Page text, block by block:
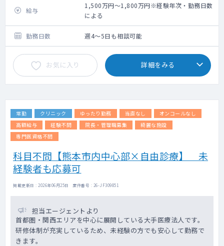
の高齢者施設
主な疾患：高齢者の慢性疾患・軽度急性期疾
患（熱発・感冒等）
病棟管理：主治医制として30～40名程度の患
者受持ち
給与
1,500万円～1,800万円※経験年次・勤務日数
による
勤務日数 週4～5日も相談可能
お気に入り 詳細をみる
常勤 クリニック ゆったり勤務 当直なし
オンコールなし
高額給与
経験不問 院長・管理職募集
綺麗な施設
専門医資格不問
科目不問【熊本市内中心部×自由診療】 未
経験者も応募可
掲載更新日 : 2026年06月25日 案件番号 : 26-JF309851
担当エージェントより
首都圏・関西エリアを中心に展開している大手医療法人です。
研修体制が充実しているため、未経験の方でも安心して勤務で
きます。